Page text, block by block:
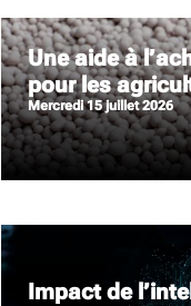
Une aide à
pour les
mercredi 15 juillet 2026
Impact de